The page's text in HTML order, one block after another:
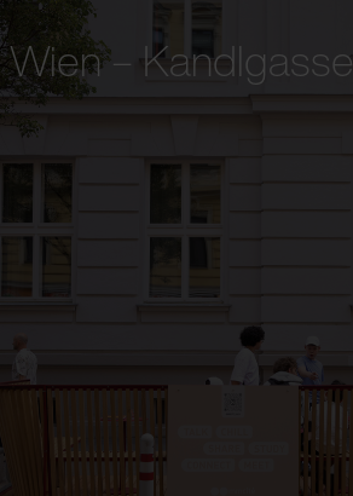
Wien – Kandlgasse